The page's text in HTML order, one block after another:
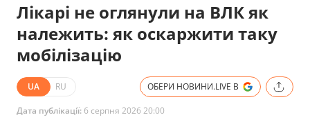
Лікарі не оглянули на ВЛК як
належить: як оскаржити таку
мобілізацію
UA RU ОБЕРИ НОВИНИ.LIVE В
Дата публікації: 6 серпня 2026 20:00